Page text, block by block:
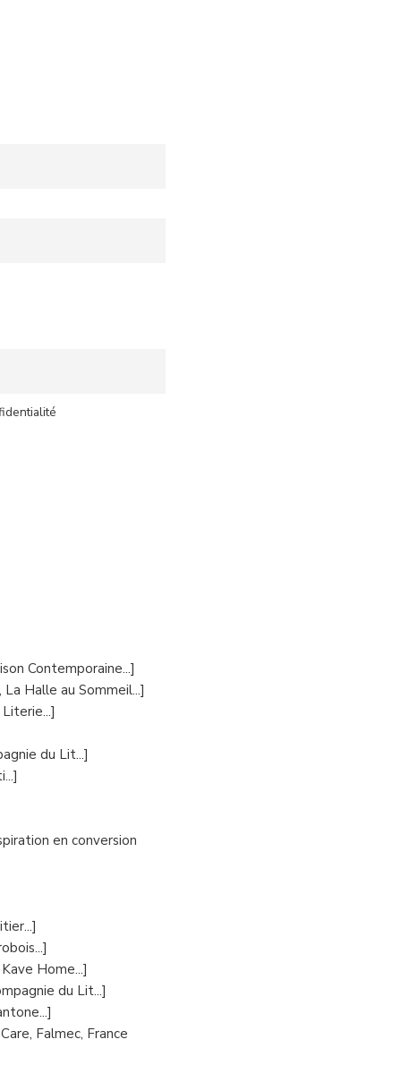
Contemporaine...]
Halle au Sommeil...]
du Lit...]
en conversion
Home...]
du Lit...]
Falmec, France